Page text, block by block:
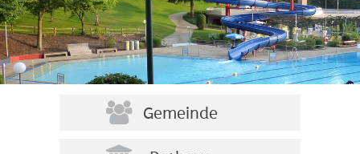
Gemeinde